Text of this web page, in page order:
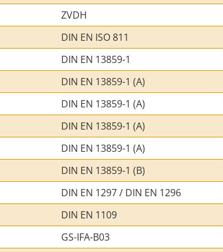
ZVDH
DIN EN ISO 811
DIN EN 13859-1
DIN EN 13859-1 (A)
DIN EN 13859-1 (A)
DIN EN 13859-1 (A)
DIN EN 13859-1 (A)
DIN EN 13859-1 (B)
DIN EN 1297 / DIN EN 1296
DIN EN 1109
GS-IFA-B03